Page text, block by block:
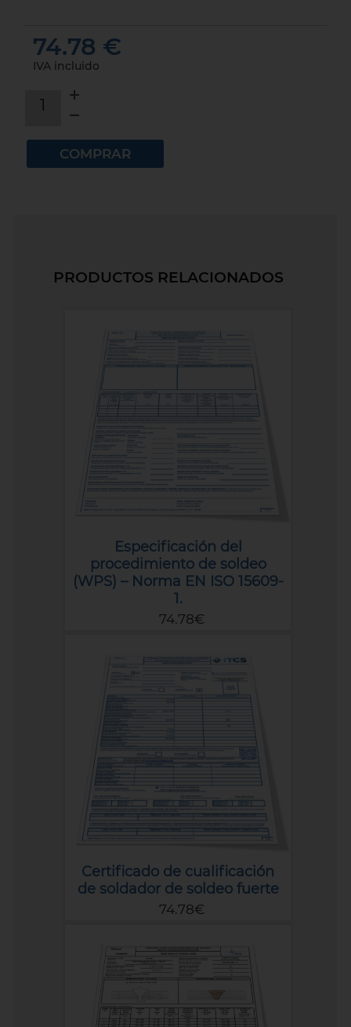
74.78 €
IVA incluido
1
COMPRAR
PRODUCTOS RELACIONADOS
Especificación del
procedimiento de soldeo
(WPS) – Norma EN ISO 15609-
1.
74.78€
Certificado de cualificación
de soldador de soldeo fuerte
74.78€